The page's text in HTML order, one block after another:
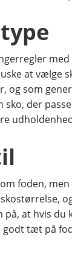
at vælge
og som
der
foden,
at hvis
tæt på